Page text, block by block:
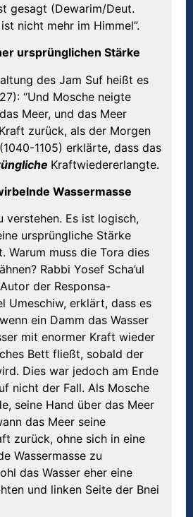
gesagt (Dewarim/Deut.
nicht mehr im Himmel”.
ursprünglichen Stärke
des Jam Suf heißt es
“Und Mosche neigte
Meer, und das Meer
zurück, als der Morgen
(1040-1105) erklärte, dass das
üngliche Kraftwiedererlangte.
Wassermasse
verstehen. Es ist logisch,
ursprüngliche Stärke
Warum muss die Tora dies
Rabbi Yosef Scha’ul
der Responsa-
Umeschiw, erklärt, dass es
ein Damm das Wasser
mit enormer Kraft wieder
Bett fließt, sobald der
Dies war jedoch am Ende
nicht der Fall. Als Mosche
seine Hand über das Meer
das Meer seine
zurück, ohne sich in eine
Wassermasse zu
das Wasser eher eine
und linken Seite der Bnei